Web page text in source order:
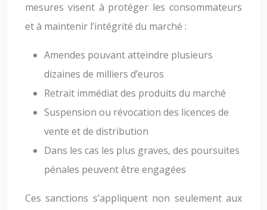
mesures visent à protéger les consommateurs
et à maintenir l’intégrité du marché :
Amendes pouvant atteindre plusieurs
dizaines de milliers d’euros
Retrait immédiat des produits du marché
Suspension ou révocation des licences de
vente et de distribution
Dans les cas les plus graves, des poursuites
pénales peuvent être engagées
Ces sanctions s’appliquent non seulement aux